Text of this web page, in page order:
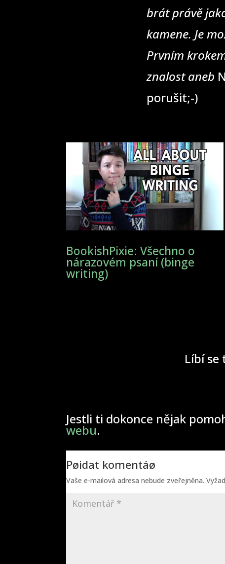
brát právě
kamene. Je
Prvním
znalost aneb
porušit;-)
BookishPixie: Všechno o
nárazovém psaní (binge
writing)
Líbí se
Jestli ti dokonce nějak
webu.
Pøidat komentáø
Vaše e-mailová adresa nebude zveřejněna.